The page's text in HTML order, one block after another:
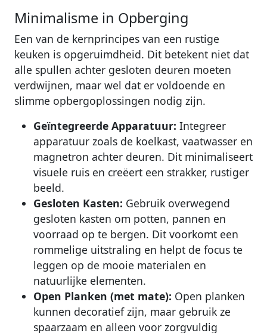
Minimalisme in Opberging
Een van de kernprincipes van een rustige
keuken is opgeruimdheid. Dit betekent niet dat
alle spullen achter gesloten deuren moeten
verdwijnen, maar wel dat er voldoende en
slimme opbergoplossingen nodig zijn.
Geïntegreerde Apparatuur: Integreer
apparatuur zoals de koelkast, vaatwasser en
magnetron achter deuren. Dit minimaliseert
visuele ruis en creëert een strakker, rustiger
beeld.
Gesloten Kasten: Gebruik overwegend
gesloten kasten om potten, pannen en
voorraad op te bergen. Dit voorkomt een
rommelige uitstraling en helpt de focus te
leggen op de mooie materialen en
natuurlijke elementen.
Open Planken (met mate): Open planken
kunnen decoratief zijn, maar gebruik ze
spaarzaam en alleen voor zorgvuldig